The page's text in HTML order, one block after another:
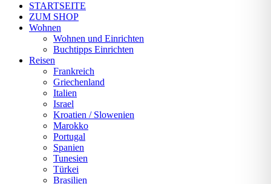
STARTSEITE
ZUM SHOP
Wohnen
Wohnen und Einrichten
Buchtipps Einrichten
Reisen
Frankreich
Griechenland
Italien
Israel
Kroatien / Slowenien
Marokko
Portugal
Spanien
Tunesien
Türkei
Brasilien